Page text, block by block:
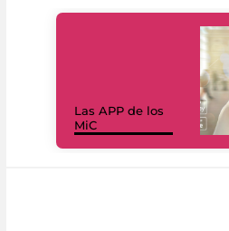
Las APP de los
MiC